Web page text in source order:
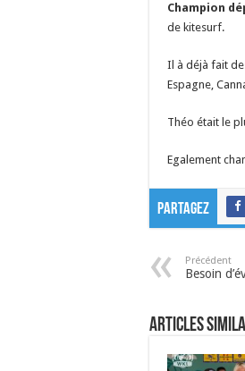
Champion
de kitesurf.
Il à déjà fait
Espagne,
Théo était le
Egalement
Partagez
Précédent
Besoin
Articles